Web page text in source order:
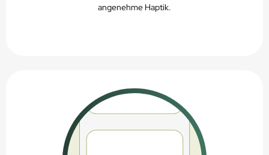
angenehme Haptik.